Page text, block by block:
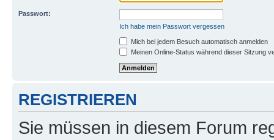
Passwort:
Ich habe mein Passwort vergessen
Mich bei jedem Besuch automatisch anmelden
Meinen Online-Status während dieser Sitzung
REGISTRIEREN
Sie müssen in diesem Forum